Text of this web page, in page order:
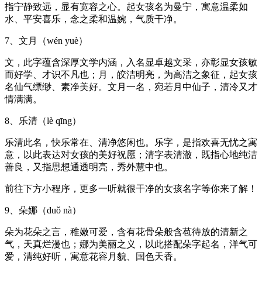
指宁静致远，显有宽容之心。起女孩名为曼宁，寓意温柔如
水、平安喜乐，念之柔和温婉，气质干净。
7、文月（wén yuè）
文，此字蕴含深厚文学内涵，入名显卓越文采，亦彰显女孩敏
而好学、才识不凡也；月，皎洁明亮，为高洁之象征，起女孩
名仙气缥缈、素净美好。文月一名，宛若月中仙子，清冷又才
情满满。
8、乐清（lè qīng）
乐清此名，快乐常在、清净悠闲也。乐字，是指欢喜无忧之寓
意，以此表达对女孩的美好祝愿；清字表清澈，既指心地纯洁
善良，又指思想通透明亮，秀外慧中也。
前往下方小程序，更多一听就很干净的女孩名字等你来了解！
9、朵娜（duǒ nà）
朵为花朵之言，稚嫩可爱，含有花骨朵般含苞待放的清新之
气，天真烂漫也；娜为美丽之义，以此搭配朵字起名，洋气可
爱，清纯好听，寓意花容月貌、国色天香。